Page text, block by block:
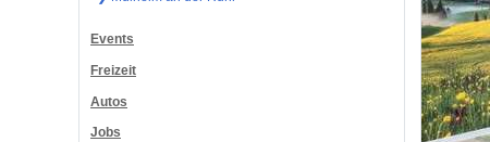
Events
Freizeit
Autos
Jobs